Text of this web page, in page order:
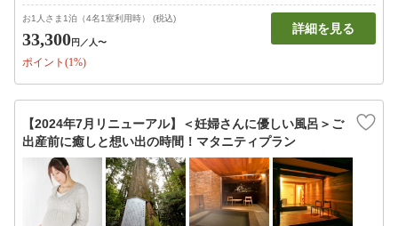
お1人さま1泊（4名1室利用時） (税込)
33,300円 ／人〜
ポイント(1%)
詳細を見る
【2024年7月リニューアル】＜妊婦さんに優しい風呂＞ご
出産前に癒しと想い出の時間！マタニティプラン